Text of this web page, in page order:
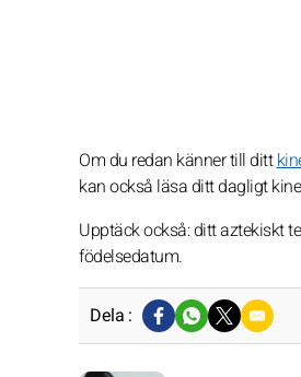
Om du redan känner till ditt
kan också läsa ditt dagligt
Upptäck också: ditt aztekiskt
födelsedatum.
Dela :